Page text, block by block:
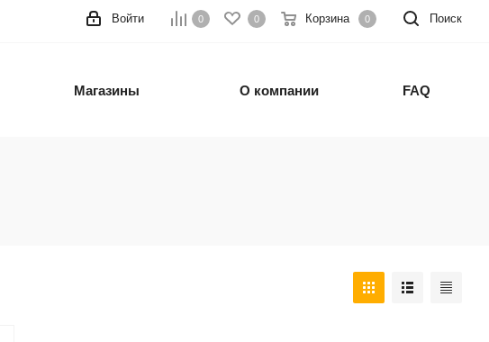
Поиск
0 0 Корзина 0
Войти
Магазины О компании FAQ